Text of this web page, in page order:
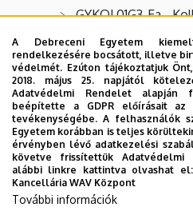
Kémiai
Intézet
GYKOL01G3-Ea -
TKOE0417 -
TKOG0417 -
TTKOE0504 -
TTKOE0402 -
TTKOG0402 -
TTKOL0401 -
mérésekbe
A Debreceni Egyetem
rendelkezésére bocsátott, illetve
védelmét. Ezúton tájékoztatjuk
2018. május 25. napjától
Adatvédelmi Rendelet alapján
beépítette a GDPR előírásait az
tevékenységébe. A felhasználók
Egyetem korábban is teljes
érvényben lévő adatkezelési
követve frissítettük Adatvédelmi
alábbi linkre kattintva olvashat
Kancellária WAV Központ
További információk